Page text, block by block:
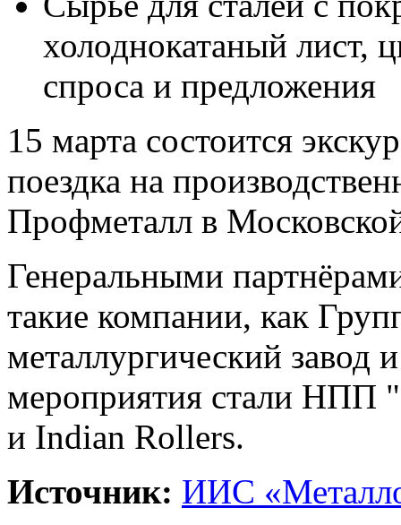
холоднокатаный лист,
спроса и предложения
15 марта состоится
поездка на
Профметалл в
Генеральными
такие компании, как
металлургический
мероприятия стали
и Indian Rollers.
Источник: ИИС